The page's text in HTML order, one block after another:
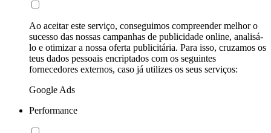
Ao aceitar este serviço, conseguimos compreender melhor o
sucesso das nossas campanhas de publicidade online, analisá-
lo e otimizar a nossa oferta publicitária. Para isso, cruzamos os
teus dados pessoais encriptados com os seguintes
fornecedores externos, caso já utilizes os seus serviços:
Google Ads
Performance